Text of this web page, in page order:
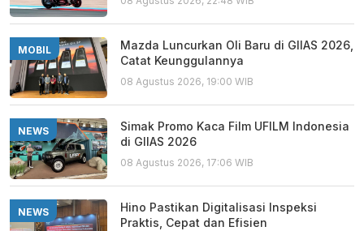
MOBIL
Mazda Luncurkan Oli Baru di GIIAS 2026,
Catat Keunggulannya
08 Agustus 2026, 19:00 WIB
NEWS
Simak Promo Kaca Film UFILM Indonesia
di GIIAS 2026
08 Agustus 2026, 17:06 WIB
NEWS
Hino Pastikan Digitalisasi Inspeksi
Praktis, Cepat dan Efisien